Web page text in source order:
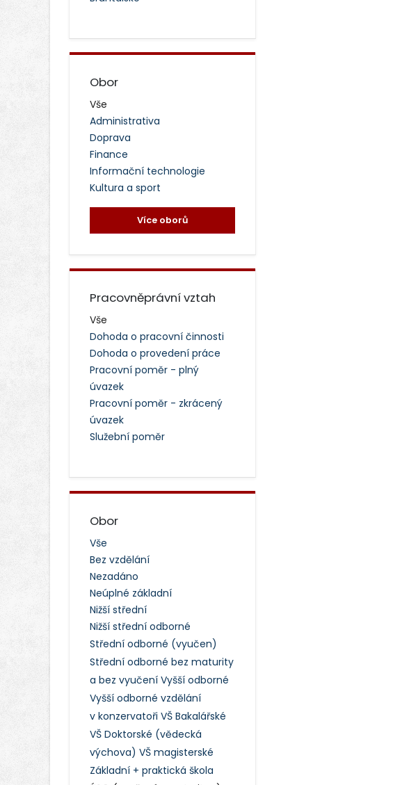
Obor
Vše
Administrativa
Doprava
Finance
Informační technologie
Kultura a sport
Více oborů
Pracovněprávní vztah
Vše
Dohoda o pracovní činnosti
Dohoda o provedení práce
Pracovní poměr - plný
úvazek
Pracovní poměr - zkrácený
úvazek
Služební poměr
Obor
Vše
Bez vzdělání
Nezadáno
Neúplné základní
Nižší střední
Nižší střední odborné
Střední odborné (vyučen)
Střední odborné bez maturity
a bez vyučení Vyšší odborné
Vyšší odborné vzdělání
v konzervatoři VŠ Bakalářské
VŠ Doktorské (vědecká
výchova) VŠ magisterské
Základní + praktická škola